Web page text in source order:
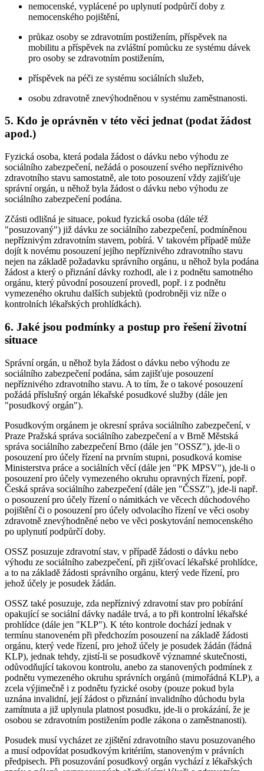
nemocenské, vyplácené po uplynutí podpůrčí doby z
nemocenského pojištění,
průkaz osoby se zdravotním postižením, příspěvek na
mobilitu a příspěvek na zvláštní pomůcku ze systému dávek
pro osoby se zdravotním postižením,
příspěvek na péči ze systému sociálních služeb,
osobu zdravotně znevýhodněnou v systému zaměstnanosti.
5. Kdo je oprávněn v této věci jednat (podat žádost
apod.)
Fyzická osoba, která podala žádost o dávku nebo výhodu ze
sociálního zabezpečení, nežádá o posouzení svého nepříznivého
zdravotního stavu samostatně, ale toto posouzení vždy zajišťuje
správní orgán, u něhož byla žádost o dávku nebo výhodu ze
sociálního zabezpečení podána.
Zčásti odlišná je situace, pokud fyzická osoba (dále též
"posuzovaný") již dávku ze sociálního zabezpečení, podmíněnou
nepříznivým zdravotním stavem, pobírá. V takovém případě může
dojít k novému posouzení jejího nepříznivého zdravotního stavu
nejen na základě požadavku správního orgánu, u něhož byla podána
žádost a který o přiznání dávky rozhodl, ale i z podnětu samotného
orgánu, který původní posouzení provedl, popř. i z podnětu
vymezeného okruhu dalších subjektů (podrobněji viz níže o
kontrolních lékařských prohlídkách).
6. Jaké jsou podmínky a postup pro řešení životní
situace
Správní orgán, u něhož byla žádost o dávku nebo výhodu ze
sociálního zabezpečení podána, sám zajišťuje posouzení
nepříznivého zdravotního stavu. A to tím, že o takové posouzení
požádá příslušný orgán lékařské posudkové služby (dále jen
"posudkový orgán").
Posudkovým orgánem je okresní správa sociálního zabezpečení, v
Praze Pražská správa sociálního zabezpečení a v Brně Městská
správa sociálního zabezpečení Brno (dále jen "OSSZ"), jde-li o
posouzení pro účely řízení na prvním stupni, posudková komise
Ministerstva práce a sociálních věcí (dále jen "PK MPSV"), jde-li o
posouzení pro účely vymezeného okruhu opravných řízení, popř.
Česká správa sociálního zabezpečení (dále jen "ČSSZ"), jde-li např.
o posouzení pro účely řízení o námitkách ve věcech důchodového
pojištění či o posouzení pro účely odvolacího řízení ve věci osoby
zdravotně znevýhodněné nebo ve věci poskytování nemocenského
po uplynutí podpůrčí doby.
OSSZ posuzuje zdravotní stav, v případě žádosti o dávku nebo
výhodu ze sociálního zabezpečení, při zjišťovací lékařské prohlídce,
a to na základě žádosti správního orgánu, který vede řízení, pro
jehož účely je posudek žádán.
OSSZ také posuzuje, zda nepříznivý zdravotní stav pro pobírání
opakující se sociální dávky nadále trvá, a to při kontrolní lékařské
prohlídce (dále jen "KLP"). K této kontrole dochází jednak v
termínu stanoveném při předchozím posouzení na základě žádosti
orgánu, který vede řízení, pro jehož účely je posudek žádán (řádná
KLP), jednak tehdy, zjistí-li se posudkově významné skutečnosti,
odůvodňující takovou kontrolu, anebo za stanovených podmínek z
podnětu vymezeného okruhu správních orgánů (mimořádná KLP), a
zcela výjimečně i z podnětu fyzické osoby (pouze pokud byla
uznána invalidní, její žádost o přiznání invalidního důchodu byla
zamítnuta a již uplynula platnost posudku, jde-li o prokázání, že je
osobou se zdravotním postižením podle zákona o zaměstnanosti).
Posudek musí vycházet ze zjištění zdravotního stavu posuzovaného
a musí odpovídat posudkovým kritériím, stanoveným v právních
předpisech. Při posuzování posudkový orgán vychází z lékařských